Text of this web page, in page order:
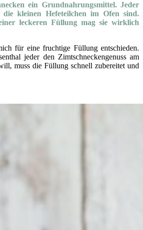
ein Grundnahrungsmittel. Jeder
kleinen Hefeteilchen im Ofen sind.
leckeren Füllung mag sie wirklich
für eine fruchtige Füllung entschieden.
jeder den Zimtschneckengenuss am
muss die Füllung schnell zubereitet und